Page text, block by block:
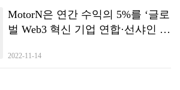
MotorN은 연간 수익의 5%를 ‘글로
벌 Web3 혁신 기업 연합·선샤인 액
계획이다.
2022-11-14